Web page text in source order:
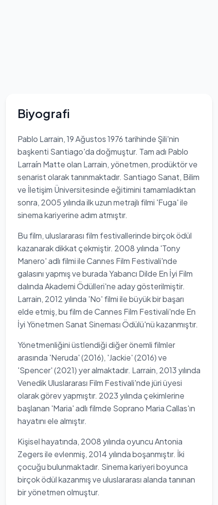
Biyografi
Pablo Larrain, 19 Ağustos 1976 tarihinde Şili'nin
başkenti Santiago'da doğmuştur. Tam adı Pablo
Larraín Matte olan Larrain, yönetmen, prodüktör ve
senarist olarak tanınmaktadır. Santiago Sanat, Bilim
ve İletişim Üniversitesinde eğitimini tamamladıktan
sonra, 2005 yılında ilk uzun metrajlı filmi 'Fuga' ile
sinema kariyerine adım atmıştır.
Bu film, uluslararası film festivallerinde birçok ödül
kazanarak dikkat çekmiştir. 2008 yılında 'Tony
Manero' adlı filmi ile Cannes Film Festivali'nde
galasını yapmış ve burada Yabancı Dilde En İyi Film
dalında Akademi Ödülleri'ne aday gösterilmiştir.
Larrain, 2012 yılında 'No' filmi ile büyük bir başarı
elde etmiş, bu film de Cannes Film Festivali'nde En
İyi Yönetmen Sanat Sineması Ödülü'nü kazanmıştır.
Yönetmenliğini üstlendiği diğer önemli filmler
arasında 'Neruda' (2016), 'Jackie' (2016) ve
'Spencer' (2021) yer almaktadır. Larrain, 2013 yılında
Venedik Uluslararası Film Festivali'nde jüri üyesi
olarak görev yapmıştır. 2023 yılında çekimlerine
başlanan 'Maria' adlı filmde Soprano Maria Callas'ın
hayatını ele almıştır.
Kişisel hayatında, 2008 yılında oyuncu Antonia
Zegers ile evlenmiş, 2014 yılında boşanmıştır. İki
çocuğu bulunmaktadır. Sinema kariyeri boyunca
birçok ödül kazanmış ve uluslararası alanda tanınan
bir yönetmen olmuştur.